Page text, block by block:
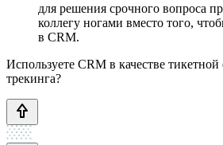
для решения срочного вопроса
коллегу ногами вместо того,
в CRM.
Используете CRM в качестве
трекинга?